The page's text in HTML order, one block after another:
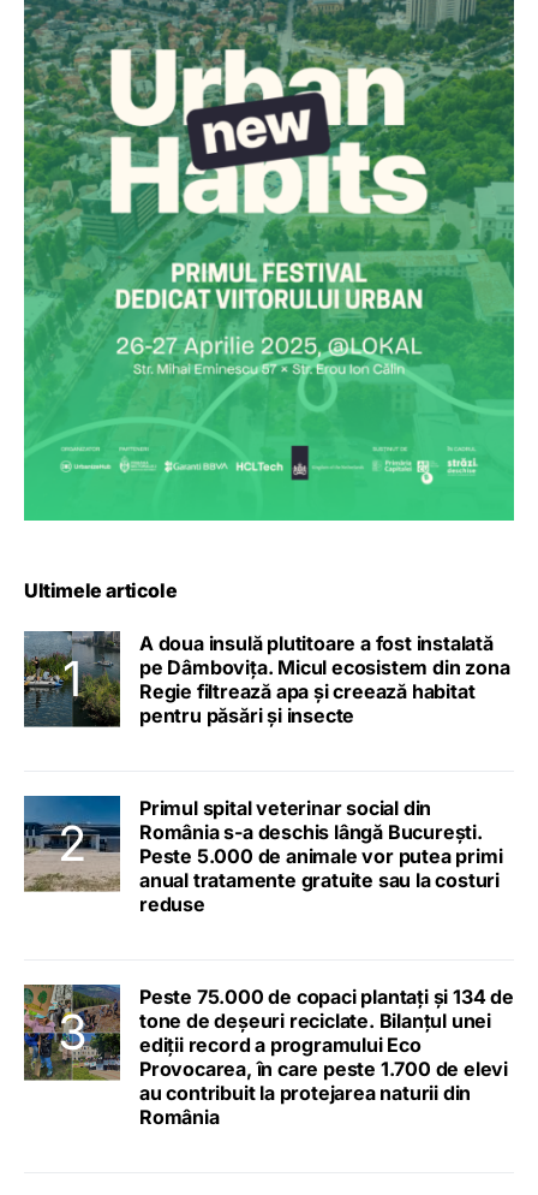
Ultimele articole
A doua insulă plutitoare a fost instalată
pe Dâmbovița. Micul ecosistem din zona
Regie filtrează apa și creează habitat
pentru păsări și insecte
Primul spital veterinar social din
România s-a deschis lângă București.
Peste 5.000 de animale vor putea primi
anual tratamente gratuite sau la costuri
reduse
Peste 75.000 de copaci plantați și 134 de
tone de deșeuri reciclate. Bilanțul unei
ediții record a programului Eco
Provocarea, în care peste 1.700 de elevi
au contribuit la protejarea naturii din
România